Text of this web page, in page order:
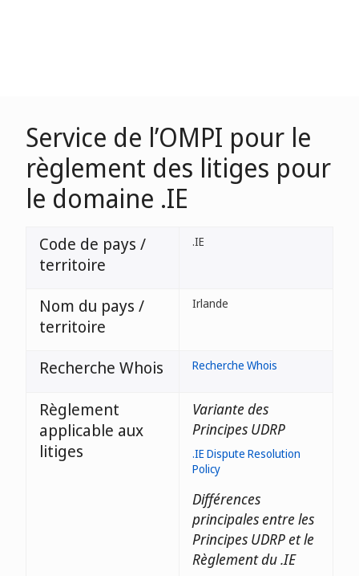
Service de l’OMPI pour le
règlement des litiges pour
le domaine .IE
Code de pays /
territoire
.IE
Nom du pays /
territoire
Irlande
Recherche Whois Recherche Whois
Règlement
applicable aux
litiges
Variante des
Principes UDRP
.IE Dispute Resolution
Policy
Différences
principales entre les
Principes UDRP et le
Règlement du .IE